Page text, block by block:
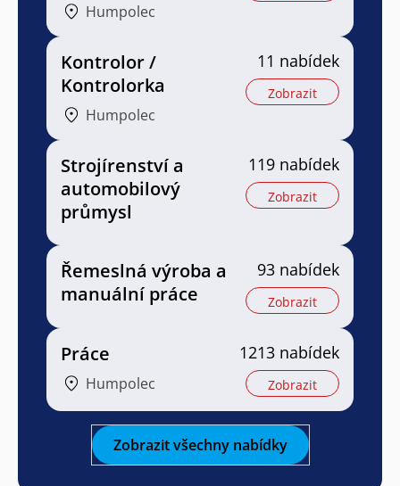
Humpolec
Kontrolor /
Kontrolorka
Humpolec
11 nabídek
Zobrazit
Strojírenství a
automobilový
průmysl
119 nabídek
Zobrazit
Řemeslná výroba a
manuální práce
93 nabídek
Zobrazit
Práce
Humpolec
1213 nabídek
Zobrazit
Zobrazit všechny nabídky